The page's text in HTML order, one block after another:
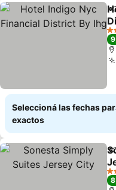
4
Seleccioná las fechas
exactos
3